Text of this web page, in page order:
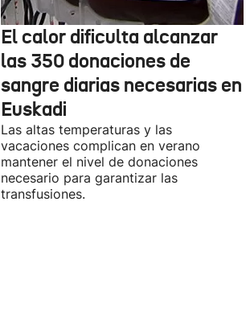
El calor dificulta alcanzar
las 350 donaciones de
sangre diarias necesarias en
Euskadi
Las altas temperaturas y las
vacaciones complican en verano
mantener el nivel de donaciones
necesario para garantizar las
transfusiones.